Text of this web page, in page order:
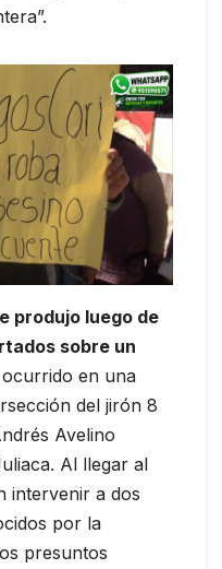
produjo luego de
sobre un
en una
del jirón 8
Avelino
Al llegar al
intervenir a dos
por la
presuntos